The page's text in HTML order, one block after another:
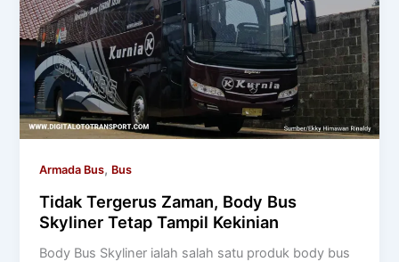
Armada Bus, Bus
Tidak Tergerus Zaman, Body Bus
Skyliner Tetap Tampil Kekinian
Body Bus Skyliner ialah salah satu produk body bus